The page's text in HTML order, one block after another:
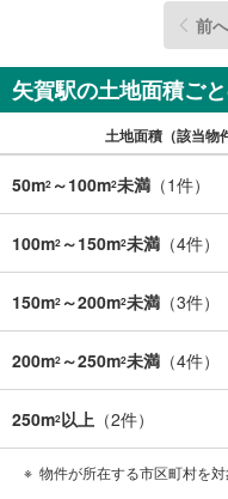
前へ
矢賀駅の土地面積ご
土地面積（該当物
50m2 ～100m2未満 （1件）
100m2 ～150m2未満 （4件）
150m2 ～200m2未満 （3件）
200m2 ～250m2未満 （4件）
250m2以上 （2件）
物件が所在する市区町村を